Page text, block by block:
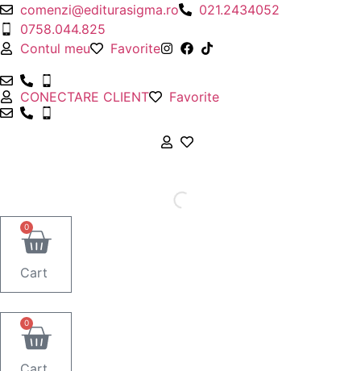
Sari
la
conținut
comenzi@editurasigma.ro
021.2434052
0758.044.825
Contul meu
Favorite
CONECTARE CLIENT Favorite
0
Cart
0